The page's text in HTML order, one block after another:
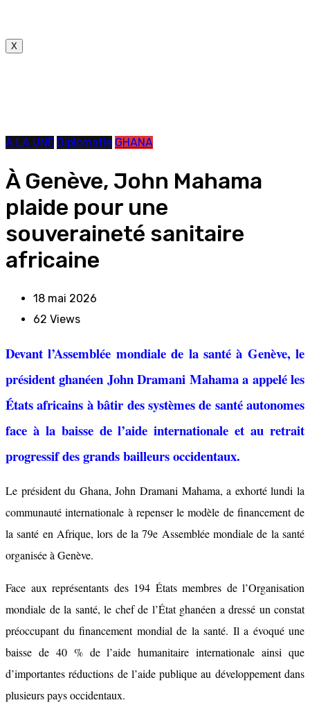
X
A LA UNE Diplomatie GHANA
À Genève, John Mahama
plaide pour une
souveraineté sanitaire
africaine
18 mai 2026
62 Views
Devant l’Assemblée mondiale de la santé à Genève, le
président ghanéen John Dramani Mahama a appelé les
États africains à bâtir des systèmes de santé autonomes
face à la baisse de l’aide internationale et au retrait
progressif des grands bailleurs occidentaux.
Le président du Ghana, John Dramani Mahama, a exhorté lundi la
communauté internationale à repenser le modèle de financement de
la santé en Afrique, lors de la 79e Assemblée mondiale de la santé
organisée à Genève.
Face aux représentants des 194 États membres de l’Organisation
mondiale de la santé, le chef de l’État ghanéen a dressé un constat
préoccupant du financement mondial de la santé. Il a évoqué une
baisse de 40 % de l’aide humanitaire internationale ainsi que
d’importantes réductions de l’aide publique au développement dans
plusieurs pays occidentaux.